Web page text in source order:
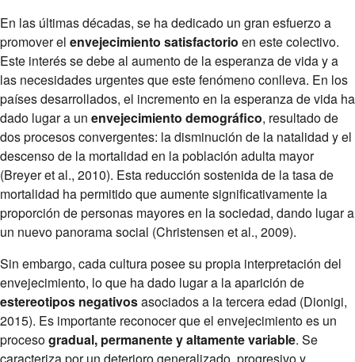
En las últimas décadas, se ha dedicado un gran esfuerzo a
promover el envejecimiento satisfactorio en este colectivo.
Este interés se debe al aumento de la esperanza de vida y a
las necesidades urgentes que este fenómeno conlleva. En los
países desarrollados, el incremento en la esperanza de vida ha
dado lugar a un envejecimiento demográfico, resultado de
dos procesos convergentes: la disminución de la natalidad y el
descenso de la mortalidad en la población adulta mayor
(Breyer et al., 2010). Esta reducción sostenida de la tasa de
mortalidad ha permitido que aumente significativamente la
proporción de personas mayores en la sociedad, dando lugar a
un nuevo panorama social (Christensen et al., 2009).
Sin embargo, cada cultura posee su propia interpretación del
envejecimiento, lo que ha dado lugar a la aparición de
estereotipos negativosasociados a la tercera edad (Dionigi,
2015). Es importante reconocer que el envejecimiento es un
procesogradual, permanente y altamente variable. Se
caracteriza por un deterioro generalizado, progresivo y